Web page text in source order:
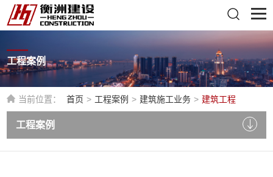
工程案例
当前位置： 首页 > 工程案例 > 建筑施工业务 > 建筑工程
工程案例